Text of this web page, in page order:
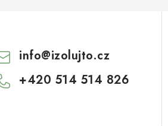
info@izolujto.cz
+420 514 514 826